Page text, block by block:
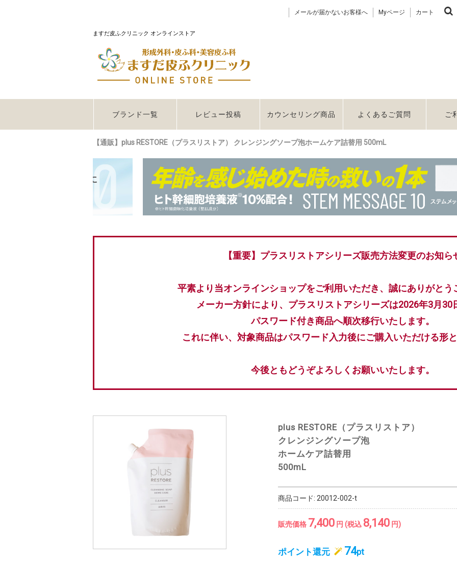
メールが届かないお客様へ Myページ カート
ますだ皮ふクリニック オンラインストア
ブランド一覧 レビュー投稿 カウンセリング商品 よくあるご質問 ご
【通販】plus RESTORE（プラスリストア） クレンジングソープ泡ホームケア詰替用 500mL
【重要】プラスリストアシリーズ販売方法変更のお知ら
平素より当オンラインショップをご利用いただき、誠にありがとう
メーカー方針により、プラスリストアシリーズは2026年3月30
パスワード付き商品へ順次移行いたします。
これに伴い、対象商品はパスワード入力後にご購入いただける形
今後ともどうぞよろしくお願いいたします。
plus RESTORE（プラスリストア）
クレンジングソープ泡
ホームケア詰替用
500mL
商品コード: 20012-002-t
販売価格 7,400円 (税込 8,140円)
ポイント還元 74pt